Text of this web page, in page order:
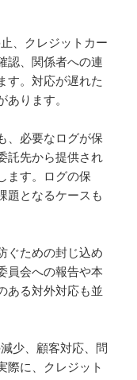
、クレジットカー
認、関係者への連
す。対応が遅れた
ります。
、必要なログが保
託先から提供され
ます。ログの保
題となるケースも
ぐための封じ込め
員会への報告や本
ある対外対応も並
少、顧客対応、問
際に、クレジット